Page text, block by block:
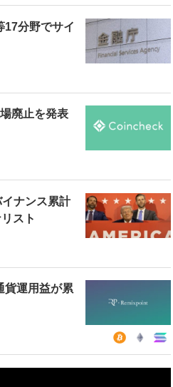
17分野でサイ
廃止を発表
ナンス累計
スト
貨運用益が累